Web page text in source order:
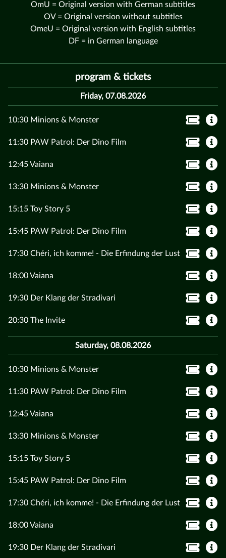
OmU = Original version with German subtitles
OV = Original version without subtitles
OmeU = Original version with English subtitles
DF = in German language
program & tickets
Friday, 07.08.2026
10:30 Minions & Monster
11:30 PAW Patrol: Der Dino Film
12:45 Vaiana
13:30 Minions & Monster
15:15 Toy Story 5
15:45 PAW Patrol: Der Dino Film
17:30 Chéri, ich komme! - Die Erfindung der Lust
18:00 Vaiana
19:30 Der Klang der Stradivari
20:30 The Invite
Saturday, 08.08.2026
10:30 Minions & Monster
11:30 PAW Patrol: Der Dino Film
12:45 Vaiana
13:30 Minions & Monster
15:15 Toy Story 5
15:45 PAW Patrol: Der Dino Film
17:30 Chéri, ich komme! - Die Erfindung der Lust
18:00 Vaiana
19:30 Der Klang der Stradivari